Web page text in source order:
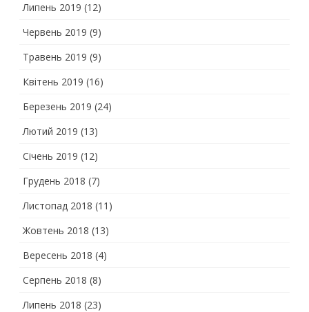
Липень 2019 (12)
Червень 2019 (9)
Травень 2019 (9)
Квітень 2019 (16)
Березень 2019 (24)
Лютий 2019 (13)
Січень 2019 (12)
Грудень 2018 (7)
Листопад 2018 (11)
Жовтень 2018 (13)
Вересень 2018 (4)
Серпень 2018 (8)
Липень 2018 (23)